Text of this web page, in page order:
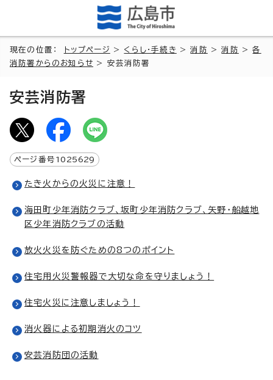
現在の位置： トップページ > くらし・手続き >消防 >消防 >各
消防署からのお知らせ > 安芸消防署
安芸消防署
ページ番号 1025629
たき火からの火災に注意！
海田町少年消防クラブ、坂町少年消防クラブ、矢野・船越地
区少年消防クラブの活動
放火火災を防ぐための8つのポイント
住宅用火災警報器で大切な命を守りましょう！
住宅火災に注意しましょう！
消火器による初期消火のコツ
安芸消防団の活動